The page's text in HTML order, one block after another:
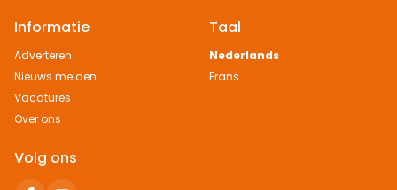
Informatie
Adverteren
Nieuws melden
Vacatures
Over ons
Taal
Nederlands
Frans
Volg ons